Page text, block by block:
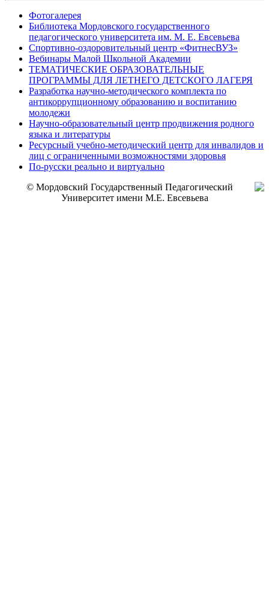
Фотогалерея
Библиотека Мордовского государственного
педагогического университета им. М. Е. Евсевьева
Спортивно-оздоровительный центр «ФитнесВУЗ»
Вебинары Малой Школьной Академии
ТЕМАТИЧЕСКИЕ ОБРАЗОВАТЕЛЬНЫЕ
ПРОГРАММЫ ДЛЯ ЛЕТНЕГО ДЕТСКОГО ЛАГЕРЯ
Разработка научно-методического комплекта по
антикоррупционному образованию и воспитанию
молодежи
Научно-образовательный центр продвижения родного
языка и литературы
Ресурсный учебно-методический центр для инвалидов и
лиц с ограниченными возможностями здоровья
По-русски реально и виртуально
© Мордовский Государственный Педагогический
Университет имени М.Е. Евсевьева